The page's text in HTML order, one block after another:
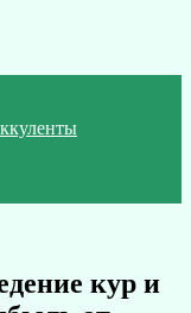
кур и